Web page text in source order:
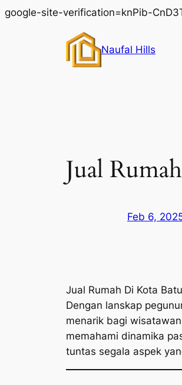
google-site-verification=knPib-
Naufal Hills
Jual
Feb 6,
Jual Rumah Di Kota
Dengan lanskap
menarik bagi
memahami dinamika
tuntas segala aspek